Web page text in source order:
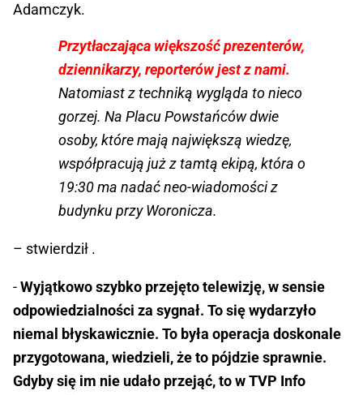
Adamczyk.
Przytłaczająca większość prezenterów,
dziennikarzy, reporterów jest z nami.
Natomiast z techniką wygląda to nieco
gorzej. Na Placu Powstańców dwie
osoby, które mają największą wiedzę,
współpracują już z tamtą ekipą, która o
19:30 ma nadać neo-wiadomości z
budynku przy Woronicza.
– stwierdził .
-Wyjątkowo szybko przejęto telewizję, w sensie
odpowiedzialności za sygnał. To się wydarzyło
niemal błyskawicznie. To była operacja doskonale
przygotowana, wiedzieli, że to pójdzie sprawnie.
Gdyby się im nie udało przejąć, to w TVP Info